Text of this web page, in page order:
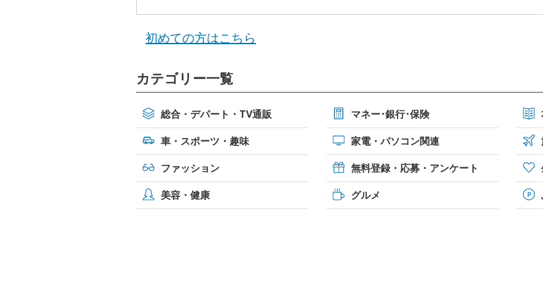
初めての方はこちら
カテゴリー一覧
総合・デパート・TV通販 マネー･銀行･保険
車・スポーツ・ 趣味 家電・パソコン関連
ファッション
無料登録・応募・アンケート
美容・健康
グルメ